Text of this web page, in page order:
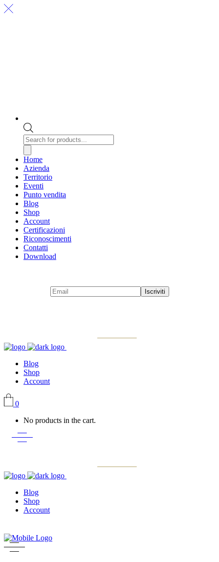
Products
search
Home
Azienda
Territorio
Eventi
Punto vendita
Blog
Shop
Account
Certificazioni
Riconoscimenti
Contatti
Download
Blog
Shop
Account
0
No products in the cart.
Blog
Shop
Account